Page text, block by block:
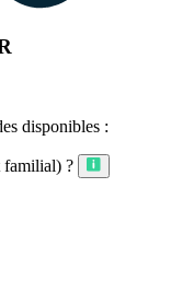
disponibles :
familial) ?